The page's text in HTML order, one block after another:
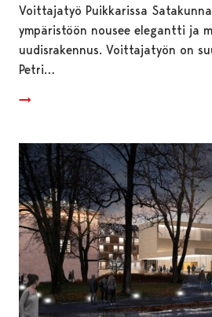
Voittajatyö Puikkarissa
ympäristöön nousee elegantti ja
uudisrakennus. Voittajatyön on
Petri…